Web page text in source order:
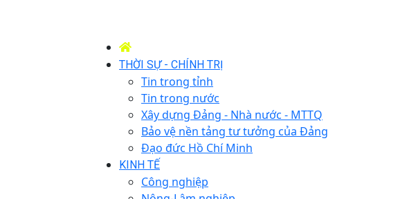
THỜI SỰ - CHÍNH TRỊ
Tin trong tỉnh
Tin trong nước
Xây dựng Đảng - Nhà nước - MTTQ
Bảo vệ nền tảng tư tưởng của Đảng
Đạo đức Hồ Chí Minh
KINH TẾ
Công nghiệp